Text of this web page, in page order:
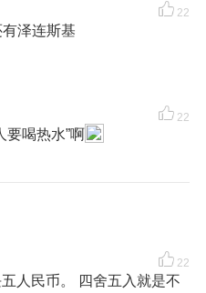
22
泽连斯基
22
要喝热水”啊
22
人民币。 四舍五入就是不